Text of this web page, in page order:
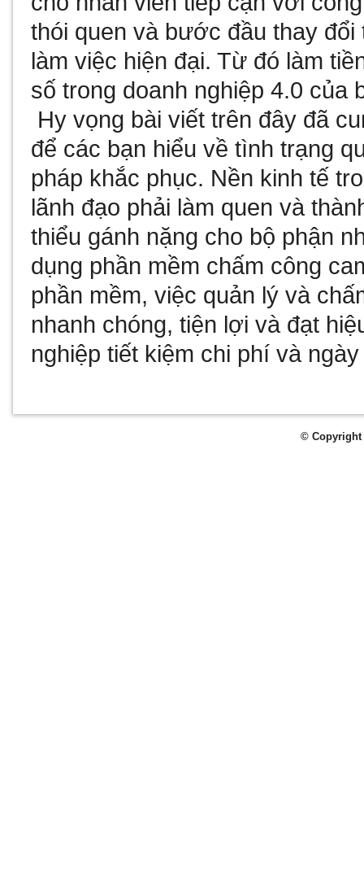
thói quen và bước đầu thay
làm việc hiện đại. Từ đó làm
số trong doanh nghiệp 4.0 của
Hy vọng bài viết trên đây đã
để các bạn hiểu về tình trạng
pháp khắc phục. Nền kinh tế
lãnh đạo phải làm quen và
thiểu gánh nặng cho bộ phận
dụng phần mềm chấm công
phần mềm, việc quản lý và
nhanh chóng, tiện lợi và đạt
nghiệp tiết kiệm chi phí và
© Copyright